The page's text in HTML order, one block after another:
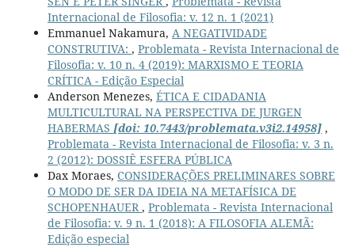
Internacional de Filosofia: v. 12 n. 1 (2021)
Emmanuel Nakamura, A NEGATIVIDADE
CONSTRUTIVA: , Problemata - Revista Internacional de
Filosofia: v. 10 n. 4 (2019): MARXISMO E TEORIA
CRÍTICA - Edição Especial
Anderson Menezes, ÉTICA E CIDADANIA
MULTICULTURAL NA PERSPECTIVA DE JURGEN
HABERMAS [doi: 10.7443/problemata.v3i2.14958],
Problemata - Revista Internacional de Filosofia: v. 3 n.
2 (2012): DOSSIÊ ESFERA PÚBLICA
Dax Moraes, CONSIDERAÇÕES PRELIMINARES SOBRE
O MODO DE SER DA IDEIA NA METAFÍSICA DE
SCHOPENHAUER , Problemata - Revista Internacional
de Filosofia: v. 9 n. 1 (2018): A FILOSOFIA ALEMÃ:
Edição especial